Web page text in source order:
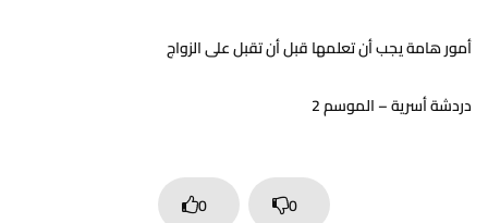
أمور هامة يجب أن تعلمها قبل أن تقبل على الزواج
دردشة أسرية – الموسم 2
0 0